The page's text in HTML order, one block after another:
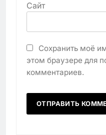
Сайт
Сохранить моё
этом браузере для
комментариев.